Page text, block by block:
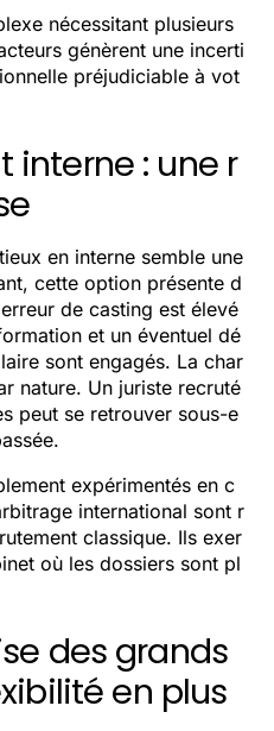
nécessitant plusieurs
génèrent une incerti
préjudiciable à vot
interne : une r
en interne semble une
cette option présente d
de casting est élevé
et un éventuel dé
sont engagés. La char
nature. Un juriste recruté
peut se retrouver sous-e
expérimentés en c
international sont r
classique. Ils exer
où les dossiers sont pl
des grands
en plus